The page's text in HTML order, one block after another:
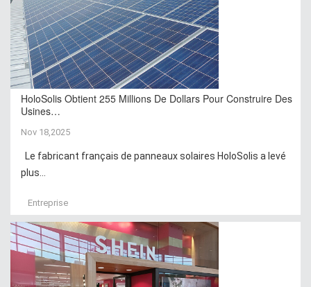
HoloSolis Obtient 255 Millions De Dollars Pour Construire Des
Usines…
Nov 18,2025
Le fabricant français de panneaux solaires HoloSolis a levé
plus...
Entreprise